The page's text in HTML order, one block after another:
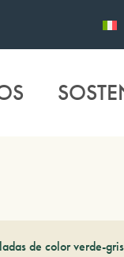
de color verde-